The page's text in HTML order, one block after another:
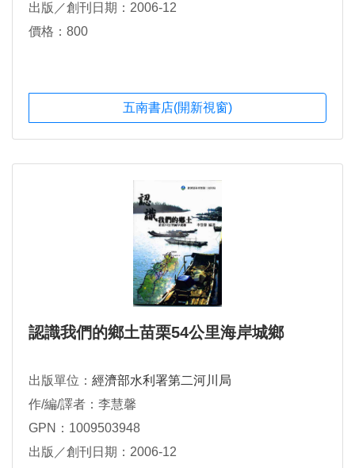
出版／創刊日期：2006-12
價格：800
五南書店(開新視窗)
認識我們的鄉土苗栗54公里海岸城鄉
出版單位： 經濟部水利署第二河川局
作/編/譯者：李慧馨
GPN：1009503948
出版／創刊日期：2006-12